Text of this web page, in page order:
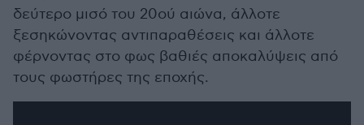
δεύτερο μισό του 20ού αιώνα, άλλοτε
ξεσηκώνοντας αντιπαραθέσεις και άλλοτε
φέρνοντας στο φως βαθιές αποκαλύψεις από
τους φωστήρες της εποχής.